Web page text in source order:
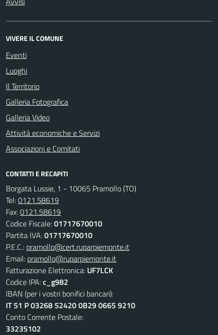
VIVERE IL COMUNE
Eventi
Luoghi
Il Territorio
Galleria Fotografica
Galleria Video
Attività economiche e Servizi
Associazioni e Comitati
CONTATTI E RECAPITI
Borgata Lussie, 1 - 10065 Pramollo (TO)
Tel:0121.58619
Fax:0121.58619
Codice Fiscale:01717670010
Partita IVA:01717670010
P.E.C.: pramollo@cert.ruparpiemonte.it
Email: pramollo@ruparpiemonte.it
Fatturazione Elettronica: UF7LCK
Codice IPA:c_g982
IBAN (per i vostri bonifici bancari):
IT 51 P 03268 52420 0B29 0665 9210
Conto Corrente Postale:
33235102